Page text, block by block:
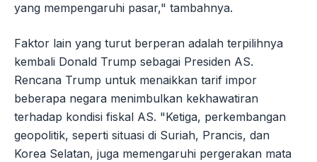
yang mempengaruhi pasar," tambahnya.
Faktor lain yang turut berperan adalah terpilihnya
kembali Donald Trump sebagai Presiden AS.
Rencana Trump untuk menaikkan tarif impor
beberapa negara menimbulkan kekhawatiran
terhadap kondisi fiskal AS. "Ketiga, perkembangan
geopolitik, seperti situasi di Suriah, Prancis, dan
Korea Selatan, juga memengaruhi pergerakan mata